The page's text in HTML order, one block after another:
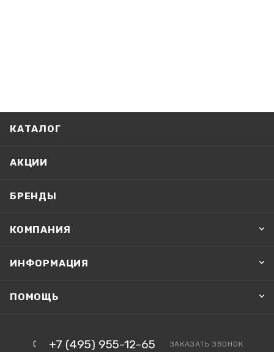
КАТАЛОГ
АКЦИИ
БРЕНДЫ
КОМПАНИЯ
ИНФОРМАЦИЯ
ПОМОЩЬ
+7 (495) 955-12-65 ЗАКАЗАТЬ ЗВОНОК